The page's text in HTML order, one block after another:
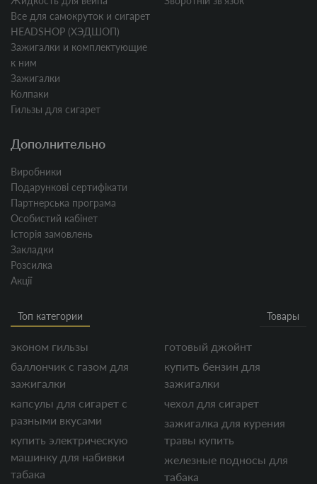
Все для самокруток и сигарет
HEADSHOP (ХЭДШОП)
Зажигалки и комплектующие
к ним
Зажигалки
Колпаки
Гильзы для сигарет
Дополнительно
Виробники
Подарункові сертифікати
Партнерська програма
Особистий кабінет
Історія замовлень
Закладки
Розсилка
Акції
Топ категории Товары
эконом гильзы
баллончик с газом для
зажигалки
капсулы для сигарет с
разными вкусами
купить электрическую
машинку для набивки
табака
готовый джойнт
купить бензин для
зажигалки
чехол для сигарет
зажигалка для курения
травы купить
железные подносы для
табака